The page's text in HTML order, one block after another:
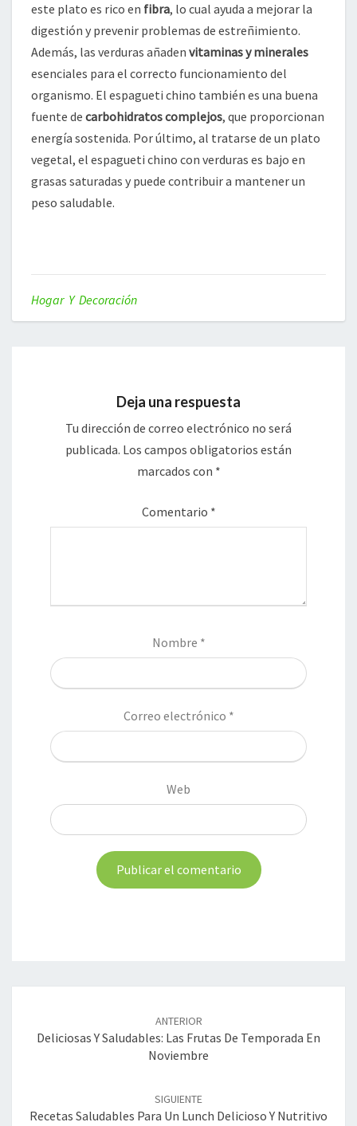
este plato es rico en fibra, lo cual ayuda a mejorar la
digestión y prevenir problemas de estreñimiento.
Además, las verduras añaden vitaminas y minerales
esenciales para el correcto funcionamiento del
organismo. El espagueti chino también es una buena
fuente de carbohidratos complejos, que proporcionan
energía sostenida. Por último, al tratarse de un plato
vegetal, el espagueti chino con verduras es bajo en
grasas saturadas y puede contribuir a mantener un
peso saludable.
Hogar Y Decoración
Deja una respuesta
Tu dirección de correo electrónico no será
publicada. Los campos obligatorios están
marcados con *
Comentario *
Nombre *
Correo electrónico *
Web
entradas
ANTERIOR
Deliciosas Y Saludables: Las Frutas De Temporada En
Noviembre
SIGUIENTE
Recetas Saludables Para Un Lunch Delicioso Y Nutritivo